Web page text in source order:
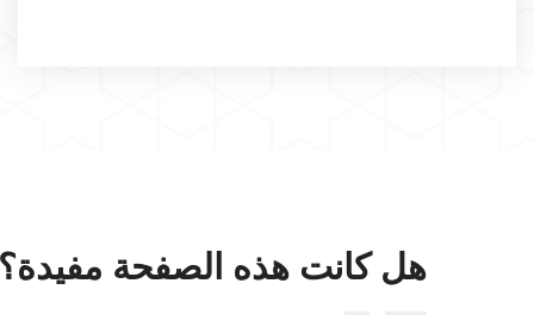
هل كانت هذه الصفحة